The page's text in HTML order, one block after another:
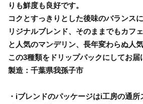
りも鮮度も良好です。
コクとすっきりとした後味のバランス
リジナルブレンド、そのままでもカフ
と人気のマンデリン、長年変わらぬ人気
この3種類をドリップパックにしてお届
製造：千葉県我孫子市
・iブレンドのパッケージはi工房の通